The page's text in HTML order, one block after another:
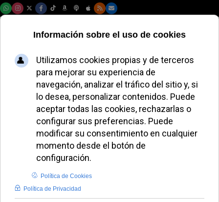
El Patriarca Latino
de Jerusalén
convoca una
jornada de oración
por la paz